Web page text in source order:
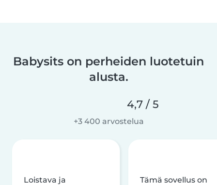
Babysits on perheiden luotetuin
alusta.
4,7 / 5
+3 400 arvostelua
Loistava ja
Tämä sovellus on